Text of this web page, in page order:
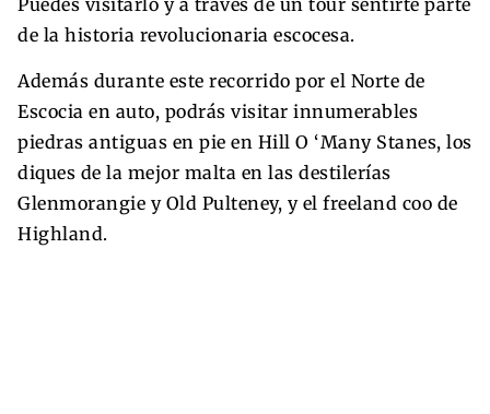
de la historia revolucionaria escocesa.
Además durante este recorrido por el Norte de
Escocia en auto, podrás visitar innumerables
piedras antiguas en pie en Hill O ‘Many Stanes, los
diques de la mejor malta en las destilerías
Glenmorangie y Old Pulteney, y el freeland coo de
Highland.